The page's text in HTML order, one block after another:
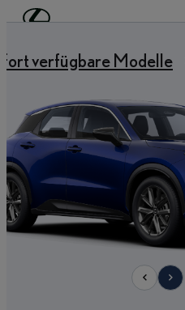
Zum Hauptinhalt springen
verfügbare Modelle